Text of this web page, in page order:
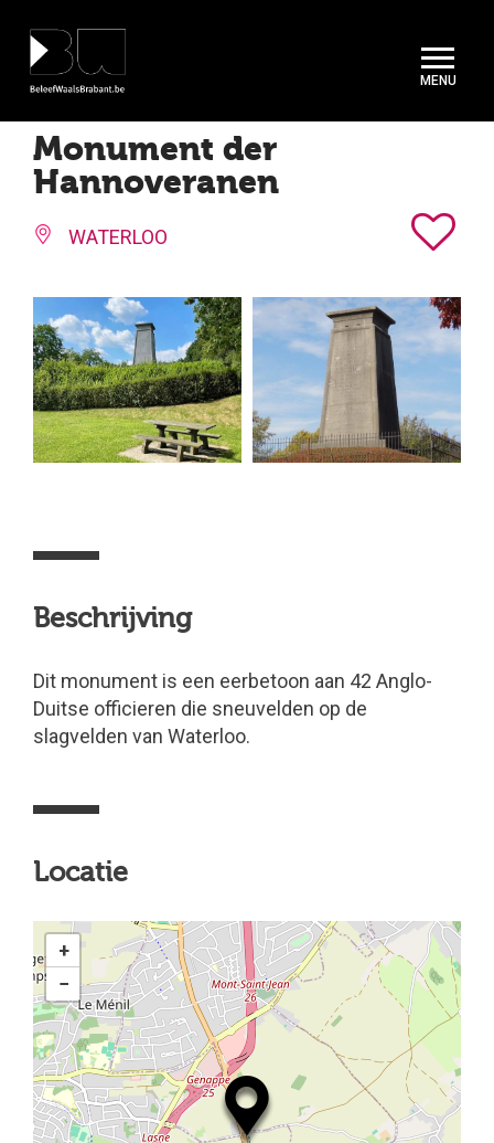
Monument der
Hannoveranen
WATERLOO
Beschrijving
Dit monument is een eerbetoon aan 42 Anglo-
Duitse officieren die sneuvelden op de
slagvelden van Waterloo.
Locatie
+
−